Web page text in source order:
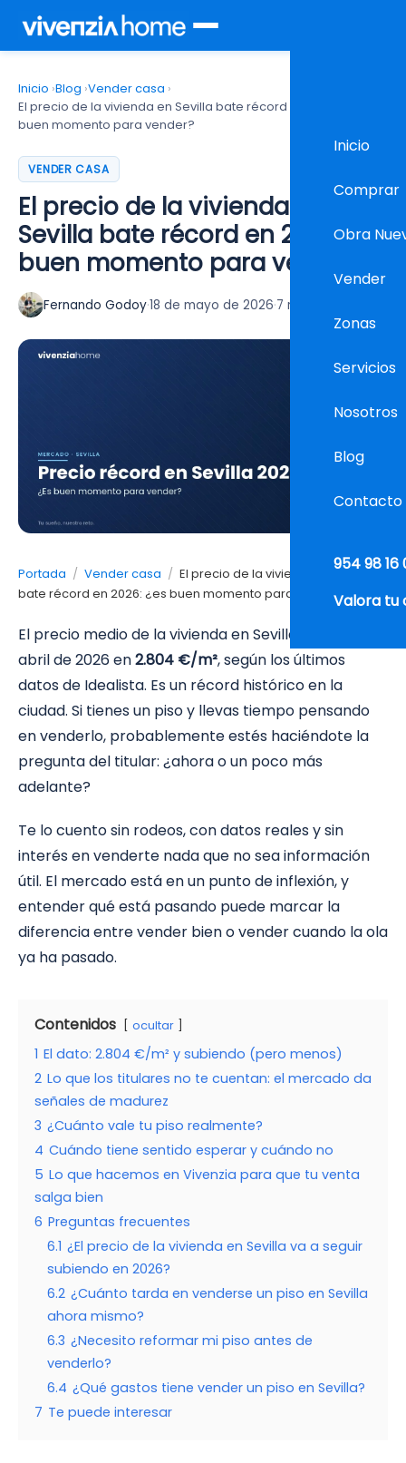
Inicio
Comprar
Obra
Vender
Zonas
Servicios
Nosotros
Blog
Contacto
954 98 16
Valora tu
Inicio ›Blog ›Vender casa ›
El precio de la vivienda en Sevilla bate récord en 2026: ¿es
buen momento para vender?
VENDER CASA
El precio de la vivienda en
Sevilla bate récord en 2026: ¿es
buen momento para vender?
Fernando Godoy·18 de mayo de 2026·7 min lectura
Portada / Vender casa / El precio de la vivienda en Sevilla
bate récord en 2026: ¿es buen momento para vender?
El precio medio de la vivienda en Sevilla ha cerrado
abril de 2026 en2.804 €/m², según los últimos
datos de Idealista. Es un récord histórico en la
ciudad. Si tienes un piso y llevas tiempo pensando
en venderlo, probablemente estés haciéndote la
pregunta del titular: ¿ahora o un poco más
adelante?
Te lo cuento sin rodeos, con datos reales y sin
interés en venderte nada que no sea información
útil. El mercado está en un punto de inflexión, y
entender qué está pasando puede marcar la
diferencia entre vender bien o vender cuando la ola
ya ha pasado.
Contenidos ocultar
1 El dato: 2.804 €/m² y subiendo (pero menos)
2 Lo que los titulares no te cuentan: el mercado da
señales de madurez
3 ¿Cuánto vale tu piso realmente?
4 Cuándo tiene sentido esperar y cuándo no
5 Lo que hacemos en Vivenzia para que tu venta
salga bien
6 Preguntas frecuentes
6.1 ¿El precio de la vivienda en Sevilla va a seguir
subiendo en 2026?
6.2 ¿Cuánto tarda en venderse un piso en Sevilla
ahora mismo?
6.3 ¿Necesito reformar mi piso antes de
venderlo?
6.4 ¿Qué gastos tiene vender un piso en Sevilla?
7 Te puede interesar